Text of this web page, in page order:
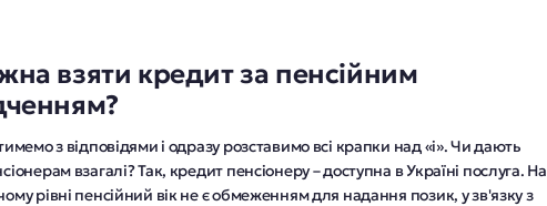
взяти кредит за пенсійним
з відповідями і одразу розставимо всі крапки над «і». Чи дають
взагалі? Так, кредит пенсіонеру – доступна в Україні послуга. На
рівні пенсійний вік не є обмеженням для надання позик, у зв'язку з